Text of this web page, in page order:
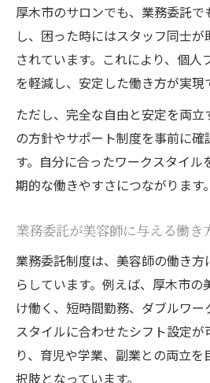
厚木市のサロンでも、業務委託
し、困った時にはスタッフ同士
されています。これにより、個人
を軽減し、安定した働き方が実現
ただし、完全な自由と安定を両立
の方針やサポート制度を事前に
す。自分に合ったワークスタイル
期的な働きやすさにつながります。
業務委託が美容師に与える働き
業務委託制度は、美容師の働き
らしています。例えば、厚木市の
け働く、短時間勤務、ダブルワー
スタイルに合わせたシフト設定が
り、育児や学業、副業との両立
択肢となっています。